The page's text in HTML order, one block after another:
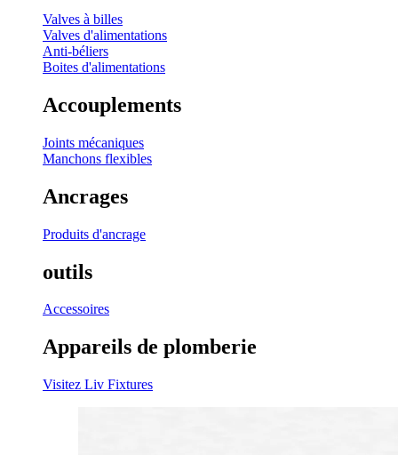
Valves à billes
Valves d'alimentations
Anti-béliers
Boites d'alimentations
Accouplements
Joints mécaniques
Manchons flexibles
Ancrages
Produits d'ancrage
outils
Accessoires
Appareils de plomberie
Visitez Liv Fixtures